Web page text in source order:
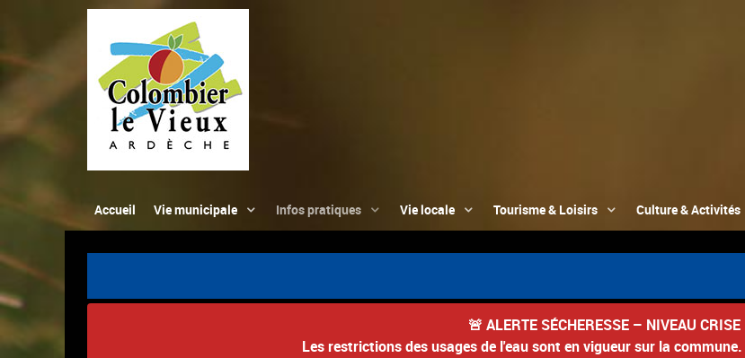
Accueil Vie municipale Infos pratiques Vie locale Tourisme & Loisirs Culture & Activités
🚨 ALERTE SÉCHERESSE – NIVEAU CRISE
Les restrictions des usages de l'eau sont en vigueur sur la commune.